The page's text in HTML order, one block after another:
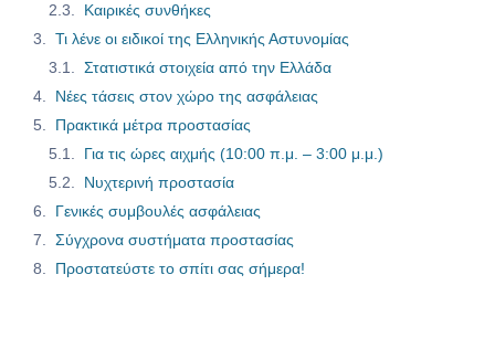
Καιρικές συνθήκες
Τι λένε οι ειδικοί της Ελληνικής Αστυνομίας
Στατιστικά στοιχεία από την Ελλάδα
Νέες τάσεις στον χώρο της ασφάλειας
Πρακτικά μέτρα προστασίας
Για τις ώρες αιχμής (10:00 π.μ. – 3:00 μ.μ.)
Νυχτερινή προστασία
Γενικές συμβουλές ασφάλειας
Σύγχρονα συστήματα προστασίας
Προστατεύστε το σπίτι σας σήμερα!